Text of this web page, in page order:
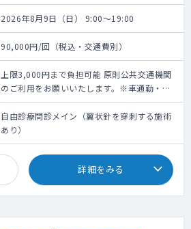
2026年8月9日（日） 9:00～19:00
90,000円/回（税込・交通費別）
上限3,000円まで負担可能 原則公共交通機関
のご利用をお願いいたします。※車通勤・タ
クシー利用要相談
自由診療問診メイン（翼状針を穿刺する施術
あり）
詳細をみる